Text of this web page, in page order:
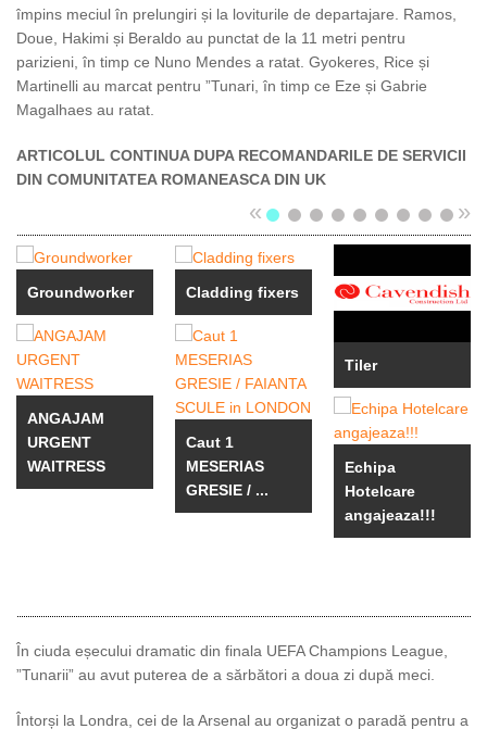
împins meciul în prelungiri și la loviturile de departajare. Ramos,
Doue, Hakimi și Beraldo au punctat de la 11 metri pentru
parizieni, în timp ce Nuno Mendes a ratat. Gyokeres, Rice și
Martinelli au marcat pentru ”Tunari, în timp ce Eze și Gabrie
Magalhaes au ratat.
ARTICOLUL CONTINUA DUPA RECOMANDARILE DE SERVICII
DIN COMUNITATEA ROMANEASCA DIN UK
« »
Groundworker
ANGAJAM
URGENT
WAITRESS
Cladding fixers
Caut 1
MESERIAS
GRESIE / ...
Tiler
Echipa
Hotelcare
angajeaza!!!
În ciuda eșecului dramatic din finala UEFA Champions League,
”Tunarii” au avut puterea de a sărbători a doua zi după meci.
Întorși la Londra, cei de la Arsenal au organizat o paradă pentru a